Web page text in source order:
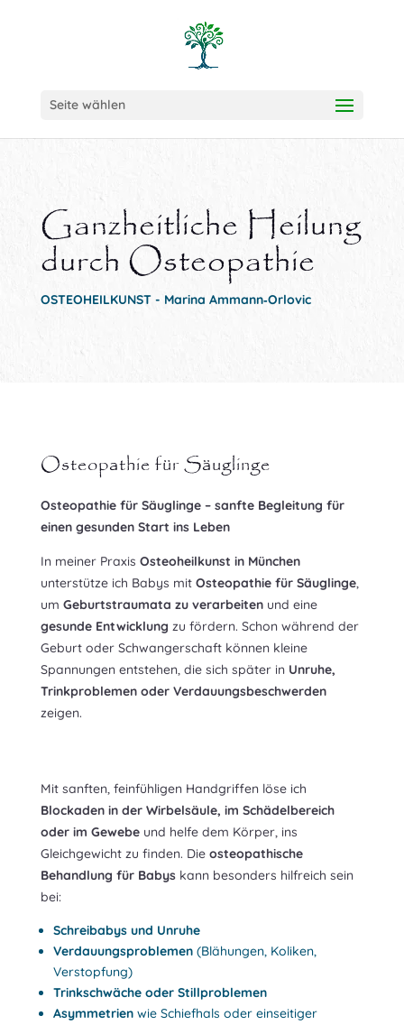
Seite wählen
Ganzheitliche Heilung
durch Osteopathie
OSTEOHEILKUNST - Marina Ammann‑Orlovic
Osteopathie für Säuglinge
Osteopathie für Säuglinge – sanfte Begleitung für
einen gesunden Start ins Leben
In meiner Praxis Osteoheilkunst in München
unterstütze ich Babys mit Osteopathie für Säuglinge,
um Geburtstraumata zu verarbeitenund eine
gesunde Entwicklung zu fördern. Schon während der
Geburt oder Schwangerschaft können kleine
Spannungen entstehen, die sich später in Unruhe,
Trinkproblemen oder Verdauungsbeschwerden
zeigen.
Mit sanften, feinfühligen Handgriffen löse ich
Blockaden in der Wirbelsäule, im Schädelbereich
oder im Gewebeund helfe dem Körper, ins
Gleichgewicht zu finden. Die osteopathische
Behandlung für Babyskann besonders hilfreich sein
bei:
Schreibabys und Unruhe
Verdauungsproblemen(Blähungen, Koliken,
Verstopfung)
Trinkschwäche oder Stillproblemen
Asymmetrienwie Schiefhals oder einseitiger